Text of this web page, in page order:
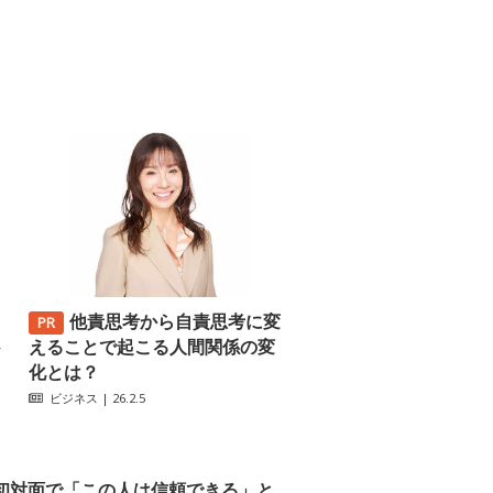
他責思考から自責思考に変
えることで起こる人間関係の変
化とは？
ビジネス | 26.2.5